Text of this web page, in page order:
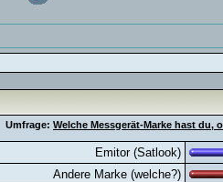
Umfrage: Welche Messgerät-Marke hast du,
Emitor (Satlook)
Andere Marke (welche?)